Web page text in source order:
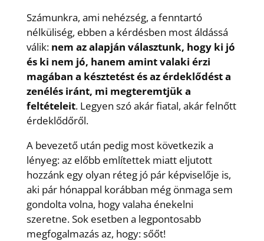
Számunkra, ami nehézség, a fenntartó
nélküliség, ebben a kérdésben most áldássá
válik: nem az alapján választunk, hogy ki jó
és ki nem jó, hanem amint valaki érzi
magában a késztetést és az érdeklődést a
zenélés iránt, mi megteremtjük a
feltételeit. Legyen szó akár fiatal, akár felnőtt
érdeklődőről.
A bevezető után pedig most következik a
lényeg: az előbb említettek miatt eljutott
hozzánk egy olyan réteg jó pár képviselője is,
aki pár hónappal korábban még önmaga sem
gondolta volna, hogy valaha énekelni
szeretne. Sok esetben a legpontosabb
megfogalmazás az, hogy: sőőt!